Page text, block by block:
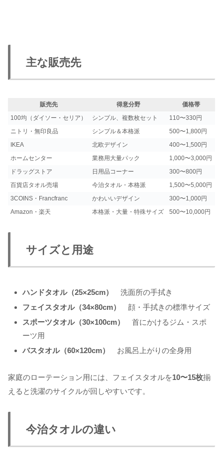
主な販売先
販売先 得意分野
価格帯
100均（ダイソー・セリア）
シンプル、複数枚セット
110〜330円
ニトリ・無印良品
シンプル＆本格派
500〜1,800円
IKEA
北欧デザイン
400〜1,500円
ホームセンター
業務用大量パック
1,000〜3,000円
ドラッグストア
日用品コーナー
300〜800円
百貨店タオル売場
今治タオル・本格派
1,500〜5,000円
3COINS・Francfranc
かわいいデザイン
300〜1,000円
Amazon・楽天
本格派・大量・特殊サイズ 500〜10,000円
サイズと用途
ハンドタオル（25×25cm）
洗面所の手拭き
フェイスタオル（34×80cm）
顔・手拭きの標準サイズ
スポーツタオル（30×100cm）
首にかけるジム・スポ
ーツ用
バスタオル（60×120cm）
お風呂上がりの全身用
家庭のローテーション用には、フェイスタオルを10〜15枚揃
えると洗濯のサイクルが回しやすいです。
今治タオルの違い